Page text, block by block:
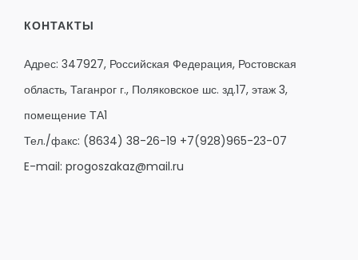
КОНТАКТЫ
Адрес: 347927, Российская Федерация, Ростовская
область, Таганрог г., Поляковское шс. зд.17, этаж 3,
помещение ТА1
Тел./факс: (8634) 38-26-19 +7(928)965-23-07
E-mail: progoszakaz@mail.ru